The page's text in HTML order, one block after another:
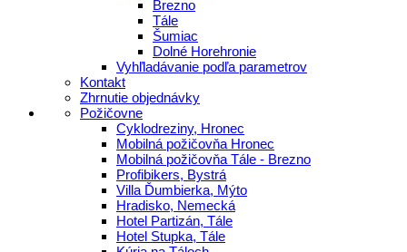
Brezno
Tále
Šumiac
Dolné Horehronie
Vyhľladávanie podľa parametrov
Kontakt
Zhrnutie objednávky
Požičovne
Cyklodreziny, Hronec
Mobilná požičovňa Hronec
Mobilná požičovňa Tále - Brezno
Profibikers, Bystrá
Villa Ďumbierka, Mýto
Hradisko, Nemecká
Hotel Partizán, Tále
Hotel Stupka, Tále